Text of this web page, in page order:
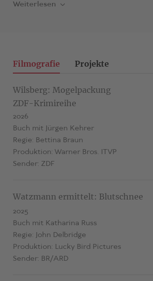
Weiterlesen
Filmografie Projekte
Wilsberg: Mogelpackung
ZDF-Krimireihe
2026
Buch mit Jürgen Kehrer
Regie: Bettina Braun
Produktion: Warner Bros. ITVP
Sender: ZDF
Watzmann ermittelt: Blutschnee
2025
Buch mit Katharina Russ
Regie: John Delbridge
Produktion: Lucky Bird Pictures
Sender: BR/ARD